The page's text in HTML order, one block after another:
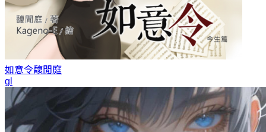
如意令馥閒庭
gl